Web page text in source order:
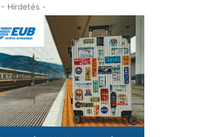
- Hirdetés -